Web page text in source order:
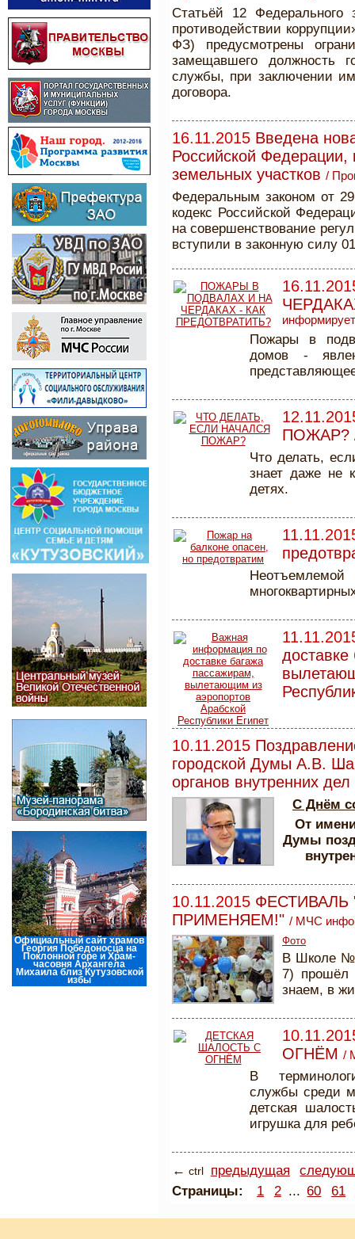
Статьёй 12
противодействии
ФЗ) предусмотрены
замещавшего должность
службы, при заключении им
договора.
16.11.2015 Введена
Российской
земельных участков /
Федеральным законом от
кодекс Российской
на совершенствование
вступили в законную силу
информирует
Пожары в
домов -
ПОЖАР?
Что делать,
знает даже не
детях.
Неотъемлемой
10.11.2015
городской Думы А.В.
органов внутренних дел
С Днём
От
Думы
10.11.2015
ПРИМЕНЯЕМ!" / МЧС
Фото
В Школе №
7)
знаем, в
ОГНЁМ /
В
службы среди
детская
игрушка для
← ctrl предыдущая
Страницы:
1 2 ... 60 61
Официальный сайт храмов
Георгия Победоносца на
Поклонной горе и Храм-
часовня Архангела
Михаила близ Кутузовской
избы